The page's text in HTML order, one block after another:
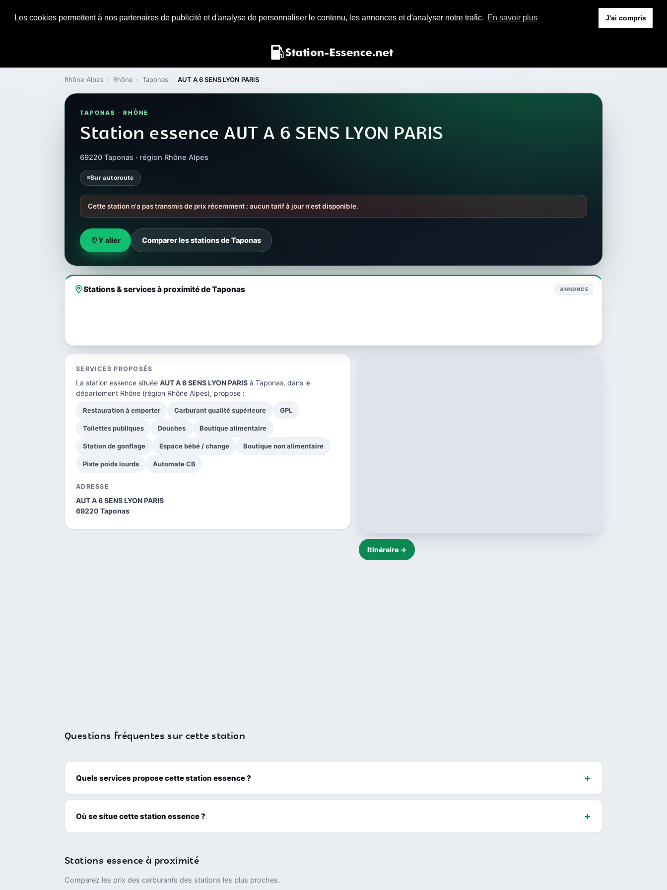
Les cookies permettent à nos partenaires de publicité et d'analyse de personnaliser le contenu, les annonces et d'analyser notre trafic. En savoir plus J'ai compris
Rhône Alpes › Rhône › Taponas › AUT A 6 SENS LYON PARIS
TAPONAS · RHÔNE
Station essence AUT A 6 SENS LYON PARIS
69220 Taponas · région Rhône Alpes
Sur autoroute
Cette station n'a pas transmis de prix récemment : aucun tarif à jour n'est disponible.
Y aller Comparer les stations de Taponas
Stations & services à proximité de Taponas ANNONCE
SERVICES PROPOSÉS
La station essence située AUT A 6 SENS LYON PARIS à Taponas, dans le
département Rhône (région Rhône Alpes), propose :
Restauration à emporter Carburant qualité supérieure GPL
Toilettes publiques Douches Boutique alimentaire
Station de gonflage Espace bébé / change Boutique non alimentaire
Piste poids lourds Automate CB
ADRESSE
AUT A 6 SENS LYON PARIS
69220 Taponas
Itinéraire →
Questions fréquentes sur cette station
Quels services propose cette station essence ?
Où se situe cette station essence ?
Stations essence à proximité
Comparez les prix des carburants des stations les plus proches.